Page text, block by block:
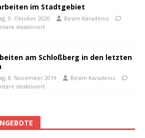
im Stadtgebiet
9. Oktober 2020
Besim Karadeniz
deaktiviert
am Schloßberg in den letzten
8. November 2019
Besim Karadeniz
deaktiviert